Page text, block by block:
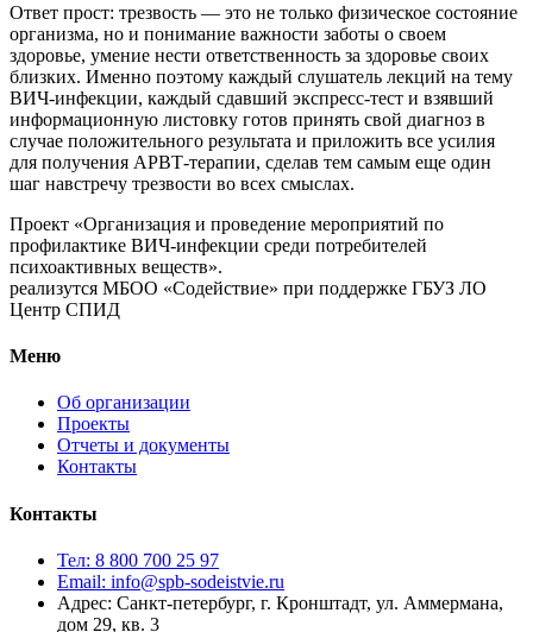
Ответ прост: трезвость — это не только физическое состояние
организма, но и понимание важности заботы о своем
здоровье, умение нести ответственность за здоровье своих
близких. Именно поэтому каждый слушатель лекций на тему
ВИЧ-инфекции, каждый сдавший экспресс-тест и взявший
информационную листовку готов принять свой диагноз в
случае положительного результата и приложить все усилия
для получения АРВТ-терапии, сделав тем самым еще один
шаг навстречу трезвости во всех смыслах.
Проект «Организация и проведение мероприятий по
профилактике ВИЧ-инфекции среди потребителей
психоактивных веществ».
реализутся МБОО «Содействие» при поддержке ГБУЗ ЛО
Центр СПИД
Меню
Об организации
Проекты
Отчеты и документы
Контакты
Контакты
Тел: 8 800 700 25 97
Email: info@spb-sodeistvie.ru
Адрес: Санкт-петербург, г. Кронштадт, ул. Аммермана,
дом 29, кв. 3